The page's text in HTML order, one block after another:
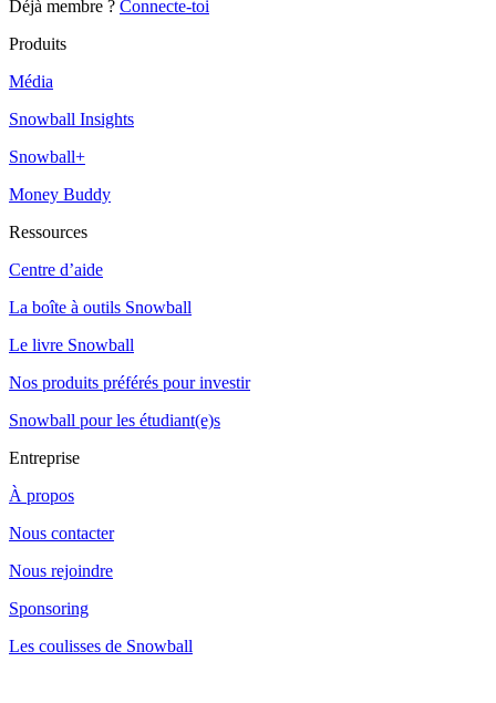
Déjà membre ? Connecte-toi
Produits
Média
Snowball Insights
Snowball+
Money Buddy
Ressources
Centre d’aide
La boîte à outils Snowball
Le livre Snowball
Nos produits préférés pour investir
Snowball pour les étudiant(e)s
Entreprise
À propos
Nous contacter
Nous rejoindre
Sponsoring
Les coulisses de Snowball